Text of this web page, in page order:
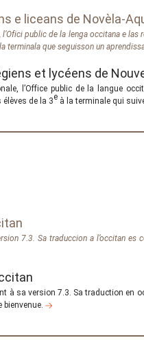
e liceans de Novèla-
public de la lenga occitana e las
terminala que seguisson un
et lycéens de
l’Office public de la langue
élèves de la 3e à la terminale qui
7.3. Sa traduccion a l’occitan es
à sa version 7.3. Sa traduction en
bienvenue.